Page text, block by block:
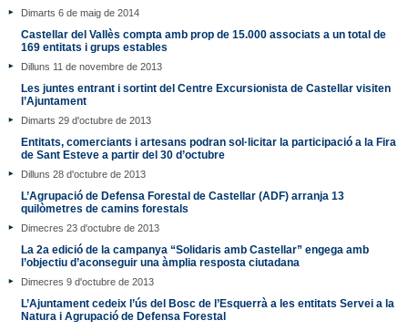
Dimarts 6 de maig de 2014
Castellar del Vallès compta amb prop de 15.000 associats a un total de
169 entitats i grups estables
Dilluns 11 de novembre de 2013
Les juntes entrant i sortint del Centre Excursionista de Castellar visiten
l’Ajuntament
Dimarts 29 d'octubre de 2013
Entitats, comerciants i artesans podran sol·licitar la participació a la Fira
de Sant Esteve a partir del 30 d’octubre
Dilluns 28 d'octubre de 2013
L’Agrupació de Defensa Forestal de Castellar (ADF) arranja 13
quilòmetres de camins forestals
Dimecres 23 d'octubre de 2013
La 2a edició de la campanya “Solidaris amb Castellar” engega amb
l’objectiu d’aconseguir una àmplia resposta ciutadana
Dimecres 9 d'octubre de 2013
L’Ajuntament cedeix l’ús del Bosc de l’Esquerrà a les entitats Servei a la
Natura i Agrupació de Defensa Forestal